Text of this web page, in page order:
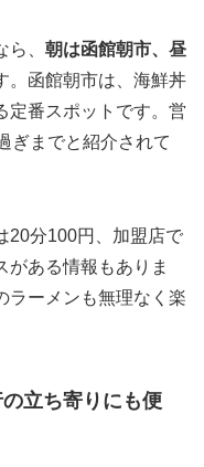
、 朝は函館朝市、昼
。函館朝市は、海鮮丼
定番スポットです。営
ぎまでと紹介されて
20分100円、加盟店で
がある情報もありま
ラーメンも無理なく楽
立ち寄りにも便